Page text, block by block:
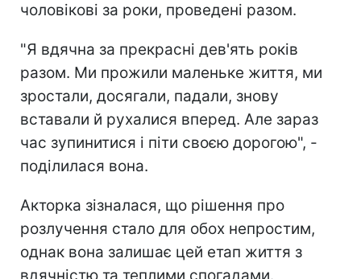
чоловікові за роки, проведені разом.
"Я вдячна за прекрасні дев'ять років
разом. Ми прожили маленьке життя, ми
зростали, досягали, падали, знову
вставали й рухалися вперед. Але зараз
час зупинитися і піти своєю дорогою", -
поділилася вона.
Акторка зізналася, що рішення про
розлучення стало для обох непростим,
однак вона залишає цей етап життя з